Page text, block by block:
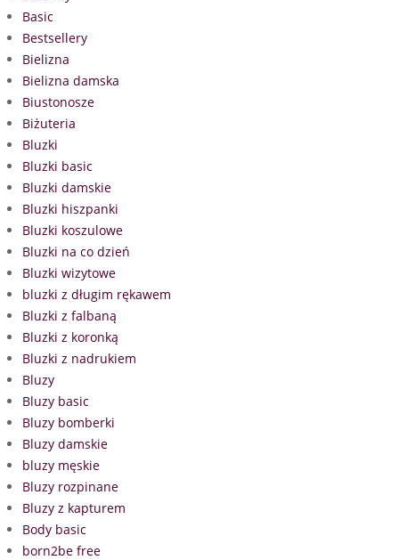
Basic
Bestsellery
Bielizna
Bielizna damska
Biustonosze
Biżuteria
Bluzki
Bluzki basic
Bluzki damskie
Bluzki hiszpanki
Bluzki koszulowe
Bluzki na co dzień
Bluzki wizytowe
bluzki z długim rękawem
Bluzki z falbaną
Bluzki z koronką
Bluzki z nadrukiem
Bluzy
Bluzy basic
Bluzy bomberki
Bluzy damskie
bluzy męskie
Bluzy rozpinane
Bluzy z kapturem
Body basic
born2be free